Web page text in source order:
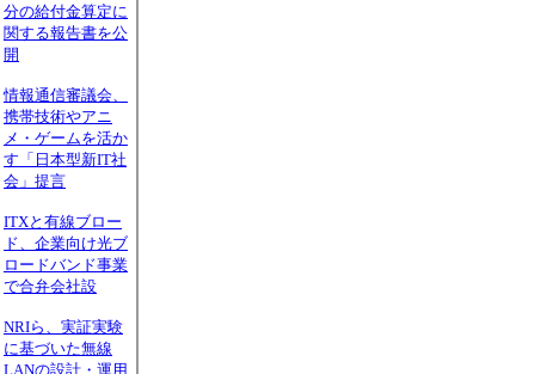
分の給付金算定に
関する報告書を公
開
情報通信審議会、
携帯技術やアニ
メ・ゲームを活か
す「日本型新IT社
会」提言
ITXと有線ブロー
ド、企業向け光ブ
ロードバンド事業
で合弁会社設
NRIら、実証実験
に基づいた無線
LANの設計・運用